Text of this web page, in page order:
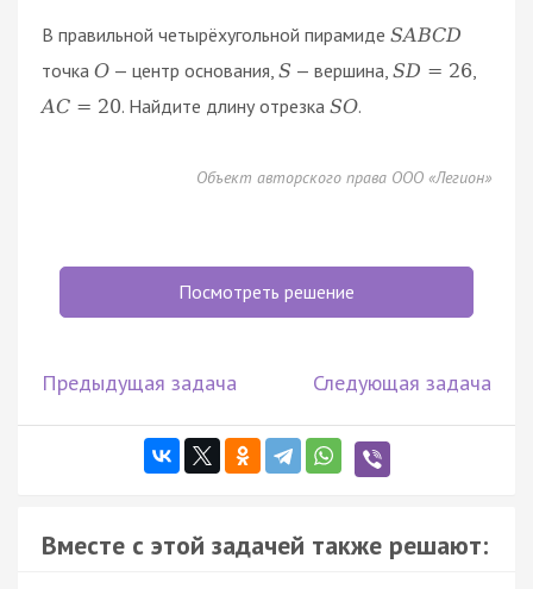
В правильной четырёхугольной пирамиде SABCD
точка O — центр основания, S — вершина, SD = 26
AC = 20. Найдите длину отрезкаSO.
Объект авторского права ООО «Легион»
Посмотреть решение
Предыдущая задача Следующая задача
Вместе с этой задачей также решают: